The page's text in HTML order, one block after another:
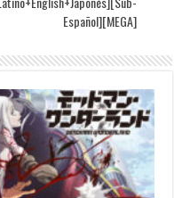
Español][MEGA]